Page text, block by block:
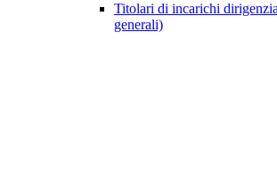
Titolari di incarichi
generali)